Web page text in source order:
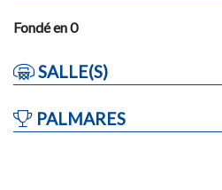
Fondé en 0
SALLE(S)
PALMARES